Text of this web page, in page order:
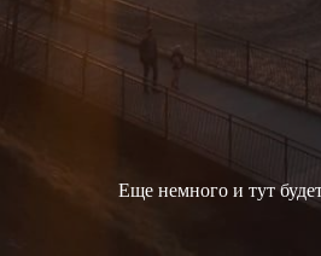
Еще немного и тут